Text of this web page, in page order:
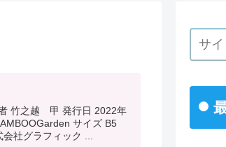
竹之越 甲 発行日 2022年
サイズ B5
社グラフィック ...